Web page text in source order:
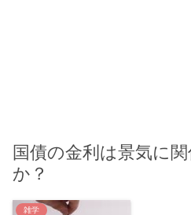
国債の金利は景気に
か？
雑学